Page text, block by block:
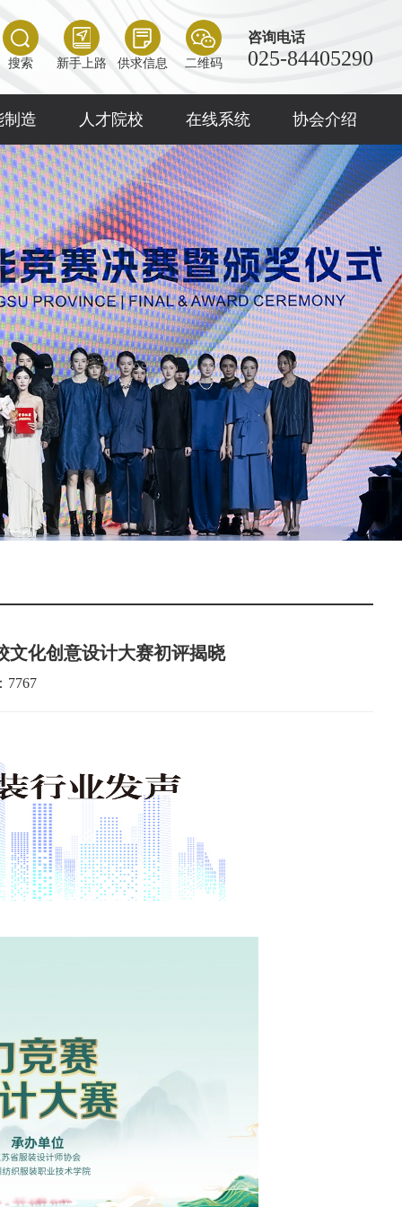
搜索 新手上路 供求信息 二维码
咨询电话
025-84405290
制造 人才院校 在线系统 协会介绍
文化创意设计大赛初评揭晓